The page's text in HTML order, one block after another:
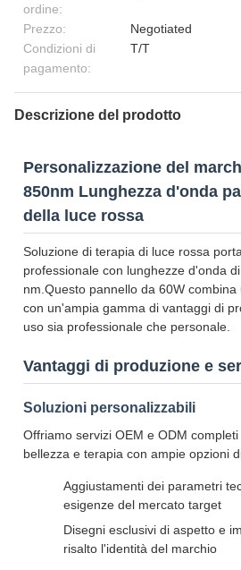
ordine:
Prezzo:
Negotiated
Condizioni di
pagamento:
T/T
Descrizione del prodotto
Personalizzazione del
850nm Lunghezza d'onda
della luce rossa
Soluzione di terapia di luce rossa
professionale con lunghezze d'onda
nm.Questo pannello da 60W
con un'ampia gamma di vantaggi di
uso sia professionale che personale.
Vantaggi di produzione e
Soluzioni personalizzabili
Offriamo servizi OEM e ODM
bellezza e terapia con ampie opzioni
Aggiustamenti dei parametri
esigenze del mercato target
Disegni esclusivi di aspetto e
risalto l'identità del marchio